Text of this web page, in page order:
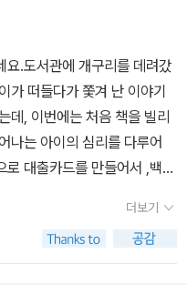
요.도서관에 개구리를 데려갔
가 떠들다가 쫓겨 난 이야기
데, 이번에는 처음 책을 빌리
나는 아이의 심리를 다루어
대출카드를 만들어서 ,백악
히 읽었는데, 반납일 4월 7일
다. 친구 실라에게 반납일을
돈을 내야한다고 한다. 칼튼
더보기